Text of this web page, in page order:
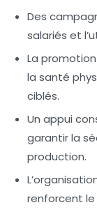
Des
salariés et
La
la santé
ciblés.
Un appui
garantir la
production.
renforcent